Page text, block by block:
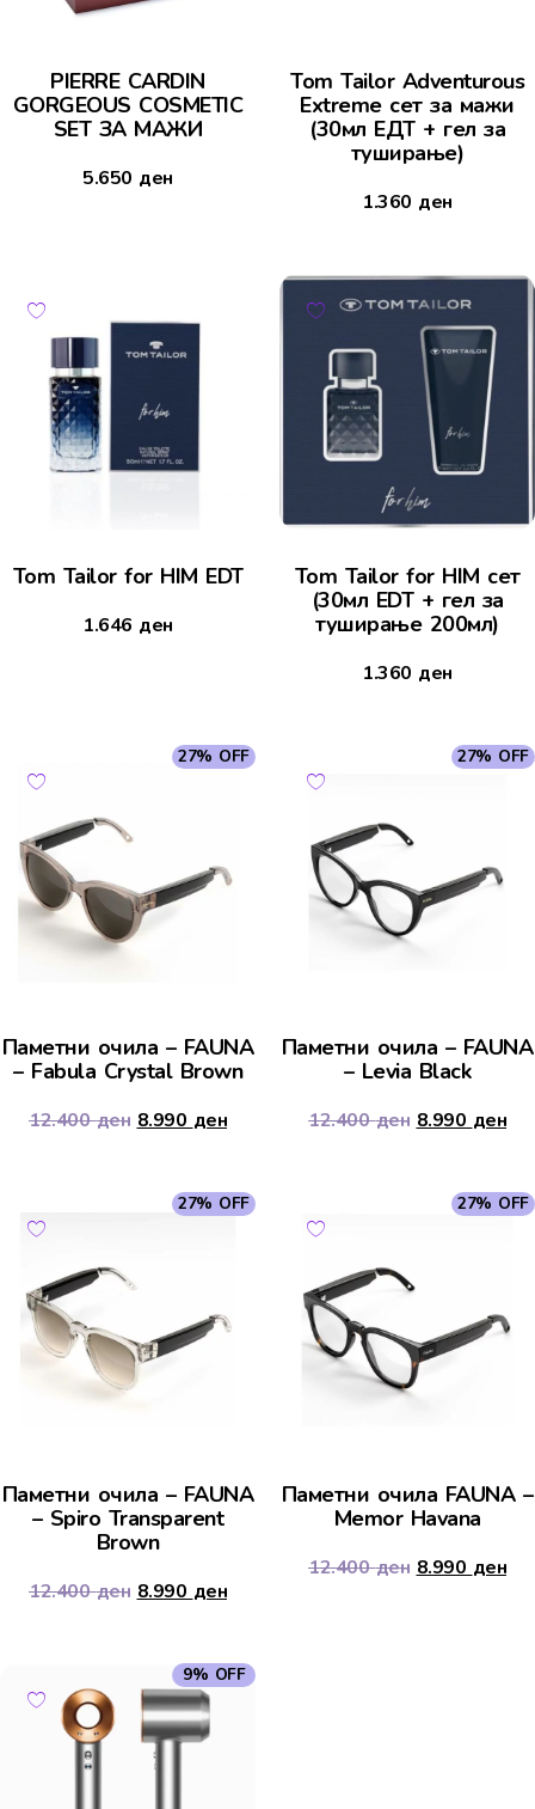
PIERRE CARDIN
GORGEOUS COSMETIC
SET ЗА МАЖИ
5.650 ден
Tom Tailor Adventurous
Extreme сет за мажи
(30мл ЕДТ + гел за
туширање)
1.360 ден
Tom Tailor for HIM EDT
1.646 ден
Tom Tailor for HIM сет
(30мл EDT + гел за
туширање 200мл)
1.360 ден
27% OFF
Паметни очила – FAUNA
– Fabula Crystal Brown
12.400ден 8.990 ден
27% OFF
Паметни очила – FAUNA
– Levia Black
12.400ден 8.990 ден
27% OFF
Паметни очила – FAUNA
– Spiro Transparent
Brown
12.400ден 8.990 ден
27% OFF
Паметни очила FAUNA –
Memor Havana
12.400ден 8.990 ден
9% OFF